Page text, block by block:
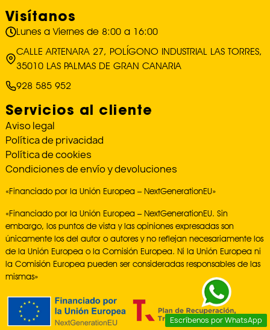
Visítanos
Lunes a Viernes de 8:00 a 16:00
CALLE ARTENARA 27, POLÍGONO INDUSTRIAL LAS TORRES,
35010 LAS PALMAS DE GRAN CANARIA
928 585 952
Servicios al cliente
Aviso legal
Política de privacidad
Política de cookies
Condiciones de envío y devoluciones
«Financiado por la Unión Europea – NextGenerationEU»
«Financiado por la Unión Europea – NextGenerationEU. Sin
embargo, los puntos de vista y las opiniones expresadas son
únicamente los del autor o autores y no reflejan necesariamente los
de la Unión Europea o la Comisión Europea. Ni la Unión Europea ni
la Comisión Europea pueden ser consideradas responsables de las
mismas»
Escríbenos por WhatsApp